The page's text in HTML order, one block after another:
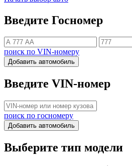
Введите Госномер
поиск по VIN-номеру
Добавить автомобиль
Введите VIN-номер
поиск по госномеру
Добавить автомобиль
Выберите тип модели